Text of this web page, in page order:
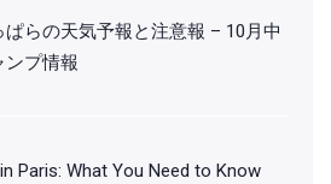
ぱらの天気予報と注意報 – 10月中
ンプ情報
Paris: What You Need to Know